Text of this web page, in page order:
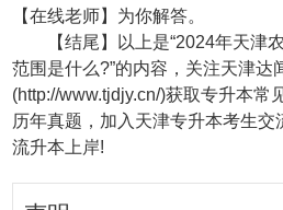
【在线老师】为你解答。
【结尾】以上是“2024年天津农
范围是什么?”的内容，关注天津达
(http://www.tjdjy.cn/)获取专升本常
历年真题，加入天津专升本考生
流升本上岸!